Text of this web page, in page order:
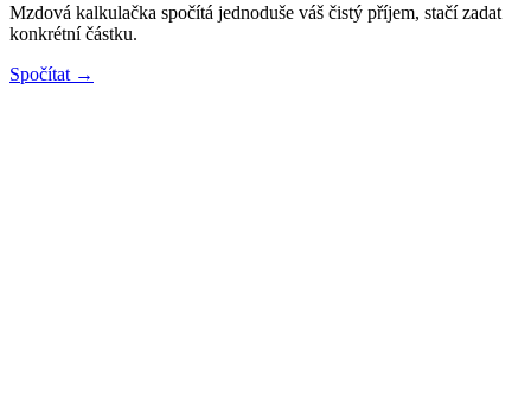
Mzdová kalkulačka spočítá jednoduše váš čistý příjem, stačí zadat
konkrétní částku.
Spočítat →